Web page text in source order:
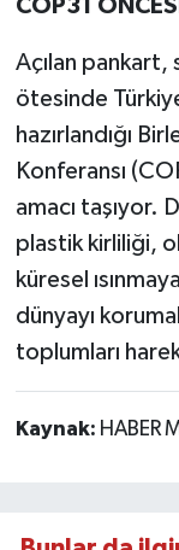
COP31
Açılan pankart,
ötesinde
hazırlandığı
Konferansı
amacı taşıyor.
plastik kirliliği,
küresel
dünyayı
toplumları
Kaynak: HABER